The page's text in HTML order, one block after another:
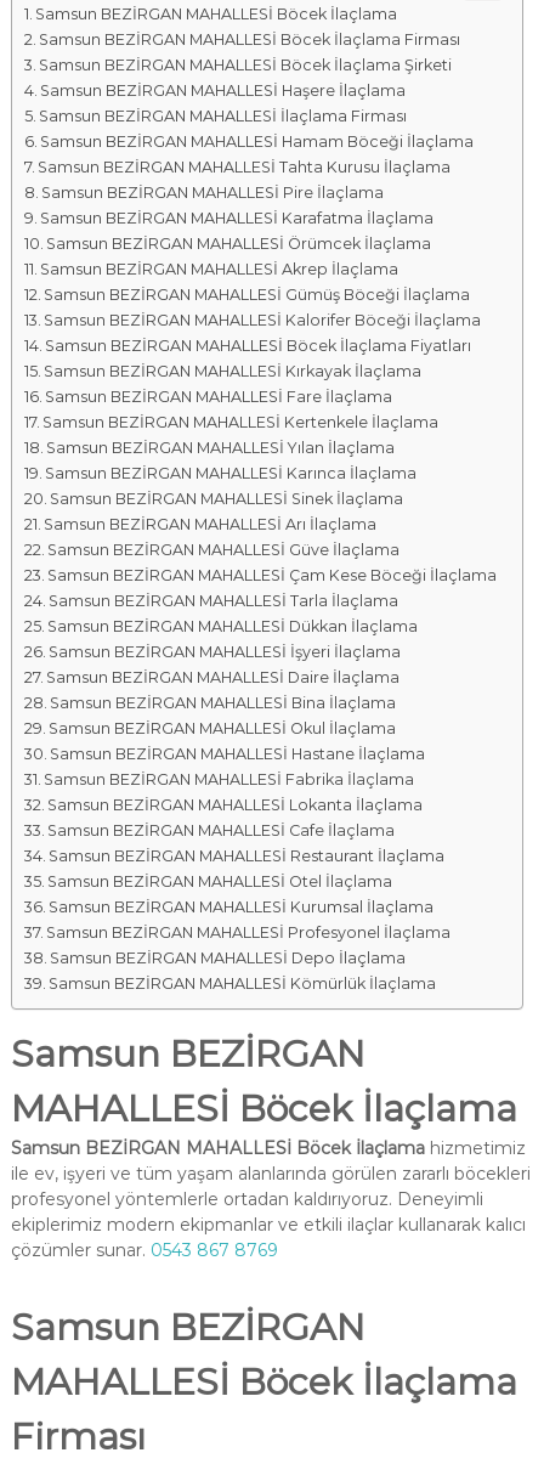
a
l
a
r
ı
Samsun BEZİRGAN MAHALLESİ Böcek İlaçlama
Samsun BEZİRGAN MAHALLESİ Böcek İlaçlama Firması
Samsun BEZİRGAN MAHALLESİ Böcek İlaçlama Şirketi
Samsun BEZİRGAN MAHALLESİ Haşere İlaçlama
Samsun BEZİRGAN MAHALLESİ İlaçlama Firması
Samsun BEZİRGAN MAHALLESİ Hamam Böceği İlaçlama
Samsun BEZİRGAN MAHALLESİ Tahta Kurusu İlaçlama
Samsun BEZİRGAN MAHALLESİ Pire İlaçlama
Samsun BEZİRGAN MAHALLESİ Karafatma İlaçlama
Samsun BEZİRGAN MAHALLESİ Örümcek İlaçlama
Samsun BEZİRGAN MAHALLESİ Akrep İlaçlama
Samsun BEZİRGAN MAHALLESİ Gümüş Böceği İlaçlama
Samsun BEZİRGAN MAHALLESİ Kalorifer Böceği İlaçlama
Samsun BEZİRGAN MAHALLESİ Böcek İlaçlama Fiyatları
Samsun BEZİRGAN MAHALLESİ Kırkayak İlaçlama
Samsun BEZİRGAN MAHALLESİ Fare İlaçlama
Samsun BEZİRGAN MAHALLESİ Kertenkele İlaçlama
Samsun BEZİRGAN MAHALLESİ Yılan İlaçlama
Samsun BEZİRGAN MAHALLESİ Karınca İlaçlama
Samsun BEZİRGAN MAHALLESİ Sinek İlaçlama
Samsun BEZİRGAN MAHALLESİ Arı İlaçlama
Samsun BEZİRGAN MAHALLESİ Güve İlaçlama
Samsun BEZİRGAN MAHALLESİ Çam Kese Böceği İlaçlama
Samsun BEZİRGAN MAHALLESİ Tarla İlaçlama
Samsun BEZİRGAN MAHALLESİ Dükkan İlaçlama
Samsun BEZİRGAN MAHALLESİ İşyeri İlaçlama
Samsun BEZİRGAN MAHALLESİ Daire İlaçlama
Samsun BEZİRGAN MAHALLESİ Bina İlaçlama
Samsun BEZİRGAN MAHALLESİ Okul İlaçlama
Samsun BEZİRGAN MAHALLESİ Hastane İlaçlama
Samsun BEZİRGAN MAHALLESİ Fabrika İlaçlama
Samsun BEZİRGAN MAHALLESİ Lokanta İlaçlama
Samsun BEZİRGAN MAHALLESİ Cafe İlaçlama
Samsun BEZİRGAN MAHALLESİ Restaurant İlaçlama
Samsun BEZİRGAN MAHALLESİ Otel İlaçlama
Samsun BEZİRGAN MAHALLESİ Kurumsal İlaçlama
Samsun BEZİRGAN MAHALLESİ Profesyonel İlaçlama
Samsun BEZİRGAN MAHALLESİ Depo İlaçlama
Samsun BEZİRGAN MAHALLESİ Kömürlük İlaçlama
Samsun BEZİRGAN
MAHALLESİ Böcek İlaçlama
Samsun BEZİRGAN MAHALLESİ Böcek İlaçlamahizmetimiz
ile ev, işyeri ve tüm yaşam alanlarında görülen zararlı böcekleri
profesyonel yöntemlerle ortadan kaldırıyoruz. Deneyimli
ekiplerimiz modern ekipmanlar ve etkili ilaçlar kullanarak kalıcı
çözümler sunar. 0543 867 8769
Samsun BEZİRGAN
MAHALLESİ Böcek İlaçlama
Firması